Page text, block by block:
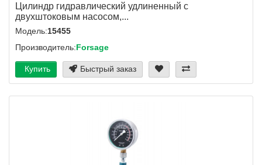
Цилиндр гидравлический удлиненный с
двухштоковым насосом,...
Модель:15455
Производитель:Forsage
Купить Быстрый заказ